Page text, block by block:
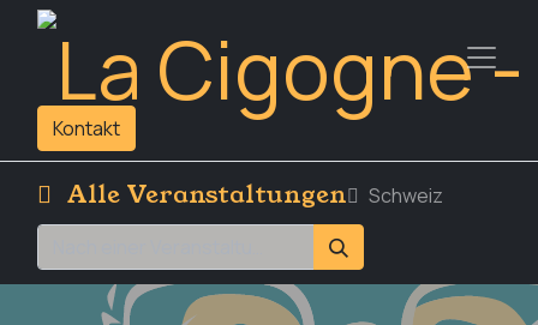
Kontakt
Alle Veranstaltungen Schweiz